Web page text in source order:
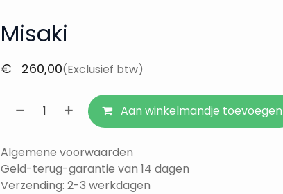
Misaki
€ 260,00(Exclusief btw)
Aan winkelmandje toevoegen
Algemene voorwaarden
Geld-terug-garantie van 14 dagen
Verzending: 2-3 werkdagen